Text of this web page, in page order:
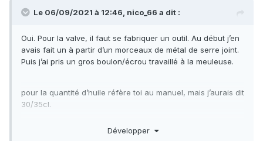
Le 06/09/2021 à 12:46, nico_66 a dit :
Oui. Pour la valve, il faut se fabriquer un outil. Au début j’en
avais fait un à partir d’un morceaux de métal de serre joint.
Puis j’ai pris un gros boulon/écrou travaillé à la meuleuse.
pour la quantité d’huile réfère toi au manuel, mais j’aurais dit
30/35cl.
Développer